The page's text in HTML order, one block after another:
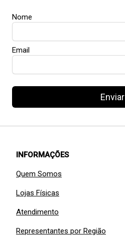
Nome
Email
Enviar
INFORMAÇÕES
Quem Somos
Lojas Físicas
Atendimento
Representantes por Região